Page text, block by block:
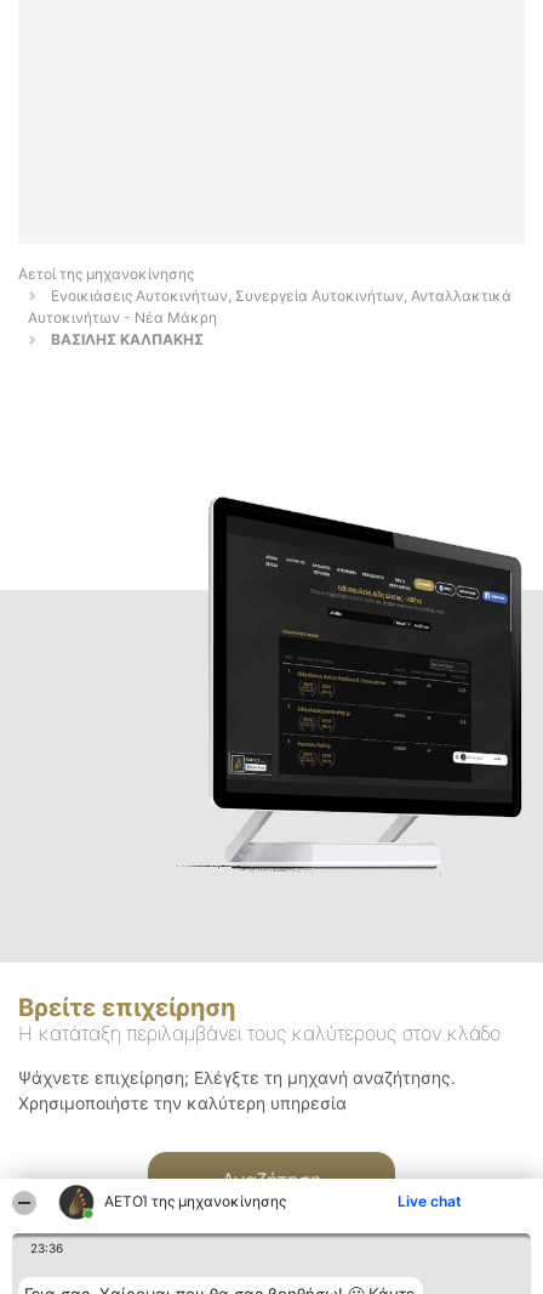
ΑΕΤΟΊ της μηχανοκίνησης Live chat
23:36
Αετοί της μηχανοκίνησης
Ενοικιάσεις Αυτοκινήτων, Συνεργεία Αυτοκινήτων, Ανταλλακτικά
Αυτοκινήτων - Νέα Μάκρη
ΒΑΣΙΛΗΣ ΚΑΛΠΑΚΗΣ
Βρείτε επιχείρηση
Η κατάταξη περιλαμβάνει τους καλύτερους στον κλάδο
Ψάχνετε επιχείρηση; Ελέγξτε τη μηχανή αναζήτησης.
Χρησιμοποιήστε την καλύτερη υπηρεσία
Αναζήτηση